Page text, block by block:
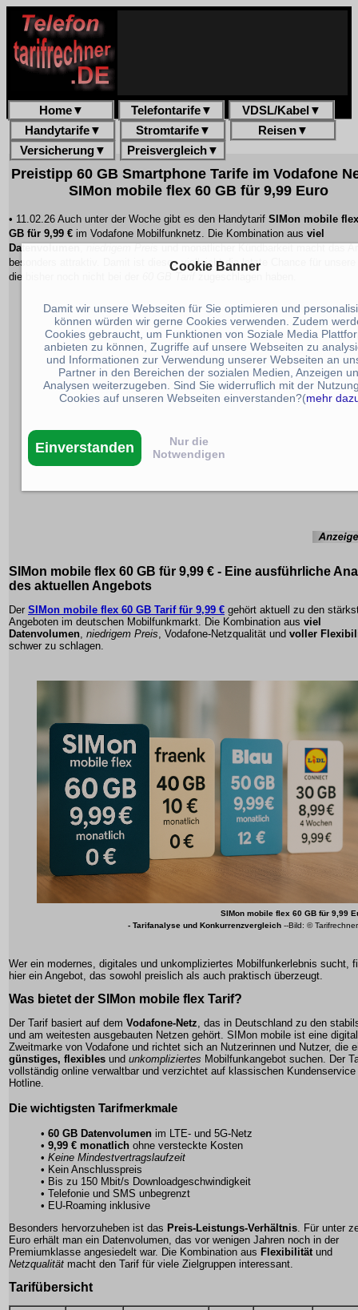
Home▼ Telefontarife▼ VDSL/Kabel ▼
Handytarife▼ Stromtarife▼ Reisen▼
Versicherung▼ Preisvergleich▼
Preistipp 60 GB Smartphone Tarife im Vodafone
SIMon mobile flex 60 GB für 9,99 Euro
• 11.02.26 Auch unter der Woche gibt es den Handytarif SIMon mobile
GB für 9,99 € im Vodafone Mobilfunknetz. Die Kombination aus viel
Datenvolumen
besonders attraktiv. Damit ist dieses vielleicht die letzte Chance für unsere
die bisher noch nicht bei der
SIMon mobile flex 60 GB für 9,99 € - Eine ausführliche
des aktuellen Angebots
Der SIMon mobile flex 60 GB Tarif für 9,99 € gehört aktuell zu den
Angeboten im deutschen Mobilfunkmarkt. Die Kombination aus viel
Datenvolumen, niedrigem Preis, Vodafone-Netzqualität und voller
schwer zu schlagen.
SIMon mobile flex 60 GB für 9,99
- Tarifanalyse und Konkurrenzvergleich --Bild: ©
Wer ein modernes, digitales und unkompliziertes Mobilfunkerlebnis sucht,
hier ein Angebot, das sowohl preislich als auch praktisch überzeugt.
Was bietet der SIMon mobile flex Tarif?
Der Tarif basiert auf dem Vodafone-Netz, das in Deutschland zu den
und am weitesten ausgebauten Netzen gehört. SIMon mobile ist eine
Zweitmarke von Vodafone und richtet sich an Nutzerinnen und Nutzer, die
günstiges, flexibles und unkompliziertes Mobilfunkangebot suchen. Der
vollständig online verwaltbar und verzichtet auf klassischen Kundenservice
Hotline.
Die wichtigsten Tarifmerkmale
• 60 GB Datenvolumen im LTE- und 5G-Netz
• 9,99 € monatlich ohne versteckte Kosten
• Keine Mindestvertragslaufzeit
• Kein Anschlusspreis
• Bis zu 150 Mbit/s Downloadgeschwindigkeit
• Telefonie und SMS unbegrenzt
• EU-Roaming inklusive
Besonders hervorzuheben ist das Preis-Leistungs-Verhältnis . Für unter
Euro erhält man ein Datenvolumen, das vor wenigen Jahren noch in der
Premiumklasse angesiedelt war. Die Kombination aus Flexibilität und
Netzqualität macht den Tarif für viele Zielgruppen interessant.
Tarifübersicht
Cookie Banner
Damit wir unsere Webseiten für Sie optimieren und
können würden wir gerne Cookies verwenden. Zudem
Cookies gebraucht, um Funktionen von Soziale Media
anbieten zu können, Zugriffe auf unsere Webseiten zu
und Informationen zur Verwendung unserer Webseiten an
Partner in den Bereichen der sozialen Medien, Anzeigen
Analysen weiterzugeben. Sind Sie widerruflich mit der
Cookies auf unseren Webseiten einverstanden?(mehr
Einverstanden
Nur die
Notwendigen